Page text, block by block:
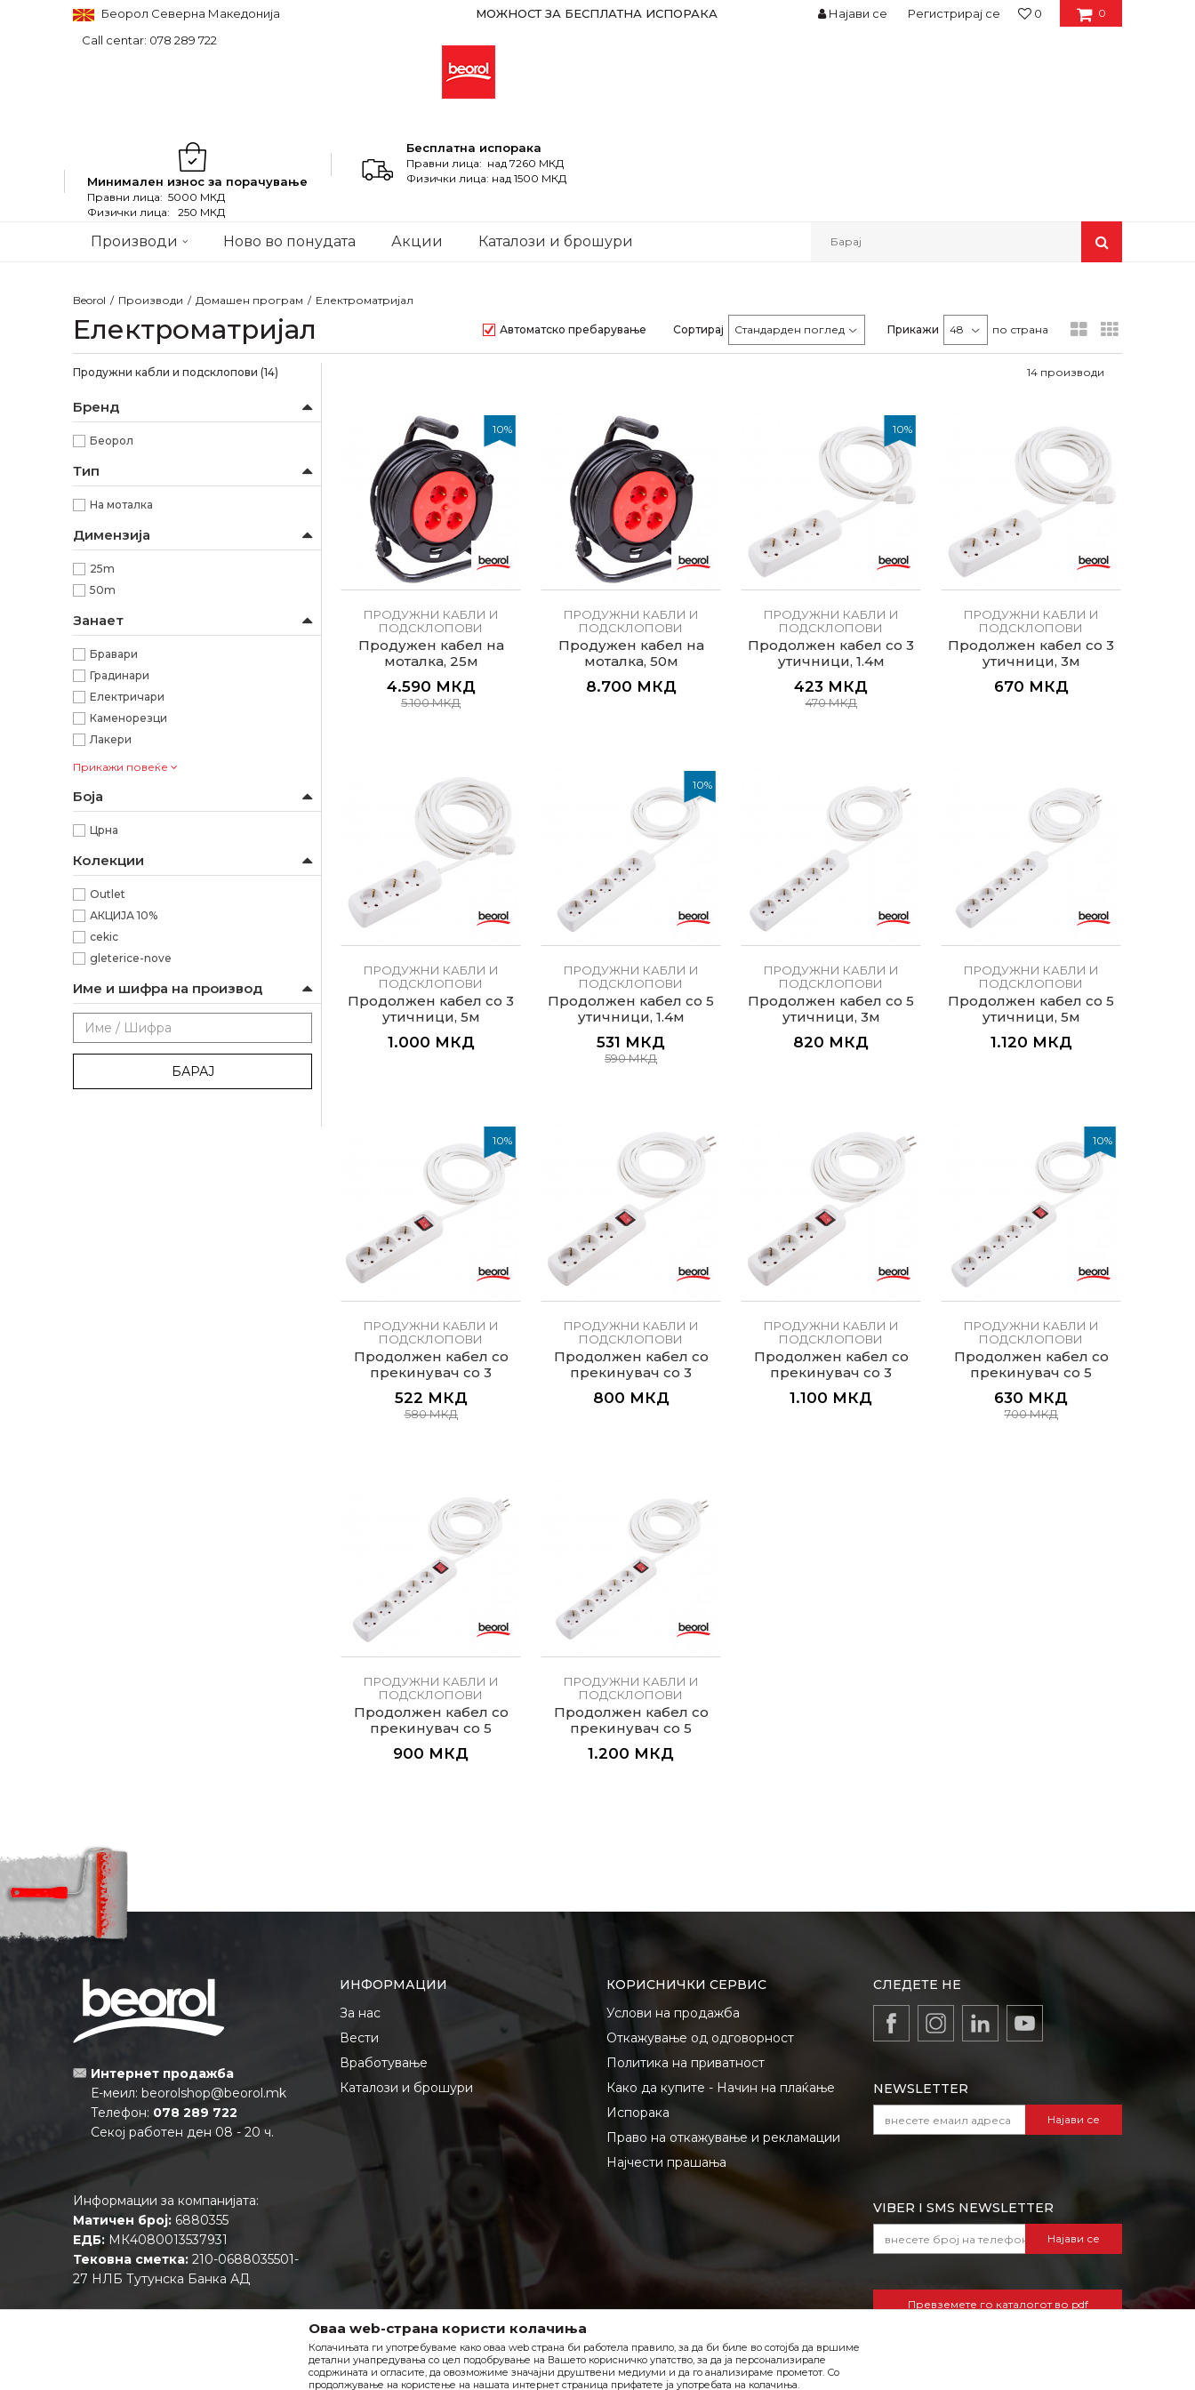
Беорол Северна Македонија
Call centar: 078 289 722
МОЖНОСТ ЗА БЕСПЛАТНА ИСПОРАКА 0
0
Најави се Регистрирај се
Минимален износ за порачување
Правни лица: 5000 МКД
Физички лица: 250 МКД
Бесплатна испорака
Правни лица: над 7260 МКД
Физички лица: над 1500 МКД
Производи Ново во понудата Акции Каталози и брошури Барај
Beorol Производи Домашен програм Електроматријал
Електроматријал Автоматско пребарување Сортирај Прикажи по страна
Продужни кабли и подсклопови (14)
Бренд
Беорол
Тип
На моталка
Димензија
25m
50m
Занает
Бравари
Градинари
Електричари
Каменорезци
Лакери
Прикажи повеќе
Боја
Црна
Колекции
Outlet
АКЦИЈА 10%
cekic
gleterice-nove
Име и шифра на производ
БАРАЈ
14 производи
10%
ПРОДУЖНИ КАБЛИ И
ПОДСКЛОПОВИ
Продужен кабел на
моталка, 25м
4.590 МКД
5.100МКД
ПРОДУЖНИ КАБЛИ И
ПОДСКЛОПОВИ
Продужен кабел на
моталка, 50м
8.700 МКД
10%
ПРОДУЖНИ КАБЛИ И
ПОДСКЛОПОВИ
Продолжен кабел со 3
утичници, 1.4м
423 МКД
470МКД
ПРОДУЖНИ КАБЛИ И
ПОДСКЛОПОВИ
Продолжен кабел со 3
утичници, 3м
670 МКД
ПРОДУЖНИ КАБЛИ И
ПОДСКЛОПОВИ
Продолжен кабел со 3
утичници, 5м
1.000 МКД
10%
ПРОДУЖНИ КАБЛИ И
ПОДСКЛОПОВИ
Продолжен кабел со 5
утичници, 1.4м
531 МКД
590МКД
ПРОДУЖНИ КАБЛИ И
ПОДСКЛОПОВИ
Продолжен кабел со 5
утичници, 3м
820 МКД
ПРОДУЖНИ КАБЛИ И
ПОДСКЛОПОВИ
Продолжен кабел со 5
утичници, 5м
1.120 МКД
10%
ПРОДУЖНИ КАБЛИ И
ПОДСКЛОПОВИ
Продолжен кабел со
прекинувач со 3
втишници, 1.4м
522 МКД
580МКД
ПРОДУЖНИ КАБЛИ И
ПОДСКЛОПОВИ
Продолжен кабел со
прекинувач со 3
втишници, 3м
800 МКД
ПРОДУЖНИ КАБЛИ И
ПОДСКЛОПОВИ
Продолжен кабел со
прекинувач со 3
втишници, 5м
1.100 МКД
10%
ПРОДУЖНИ КАБЛИ И
ПОДСКЛОПОВИ
Продолжен кабел со
прекинувач со 5
втишници, 1.4м
630 МКД
700МКД
ПРОДУЖНИ КАБЛИ И
ПОДСКЛОПОВИ
Продолжен кабел со
прекинувач со 5
втишници, 3м
900 МКД
ПРОДУЖНИ КАБЛИ И
ПОДСКЛОПОВИ
Продолжен кабел со
прекинувач со 5
втишници, 5м
1.200 МКД
Интернет продажба
Е-меил: beorolshop@beorol.mk
Телефон: 078 289 722
Секој работен ден 08 - 20 ч.
Информации за компанијата:
Матичен број: 6880355
ЕДБ: МК4080013537931
Тековна сметка: 210-0688035501-
27 НЛБ Тутунска Банка АД
ИНФОРМАЦИИ
За нас
Вести
Вработување
Каталози и брошури
КОРИСНИЧКИ СЕРВИС
Услови на продажба
Откажување од одговорност
Политика на приватност
Како да купите - Начин на плаќање
Испорака
Право на откажување и рекламации
Најчести прашања
СЛЕДЕТЕ НЕ
NEWSLETTER
Најави се
VIBER I SMS NEWSLETTER
Најави се
Превземете го каталогот во pdf
Оваа web-страна користи колачиња
Колачињата ги употребуваме како оваа web страна би работела правило, за да би биле во сотојба да вршиме
детални унапредувања со цел подобрување на Вашето корисничко упатство, за да ја персонализирале
содржината и огласите, да овозможиме значајни друштвени медиуми и да го анализираме прометот. Со
продолжување на користење на нашата интернет страница прифатете ја употребата на колачиња.